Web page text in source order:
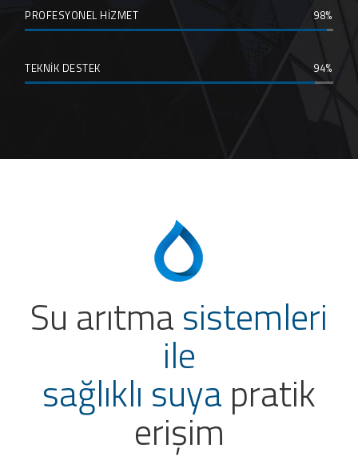
PROFESYONEL HİZMET 98
TEKNİK DESTEK 94
Su arıtmasistemleri
ile
sağlıklı suya pratik
erişim